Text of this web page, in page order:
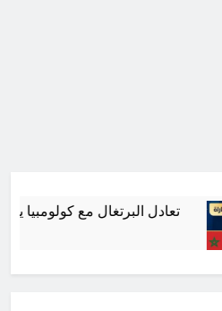
تعادل البرتغال مع كولومبيا